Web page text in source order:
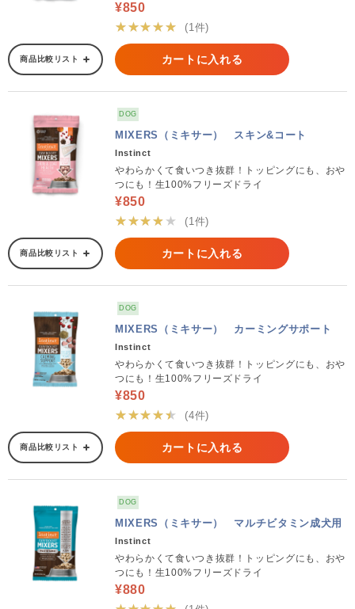
¥850
★★★★★
(1件)
商品比較リスト カートに入れる
DOG
MIXERS（ミキサー） スキン&コート
Instinct
やわらかくて食いつき抜群！トッピングにも、おや
つにも！生100%フリーズドライ
¥850
★★★★★
(1件)
商品比較リスト カートに入れる
DOG
MIXERS（ミキサー） カーミングサポート
Instinct
やわらかくて食いつき抜群！トッピングにも、おや
つにも！生100%フリーズドライ
¥850
★★★★★
(4件)
商品比較リスト カートに入れる
DOG
MIXERS（ミキサー） マルチビタミン成犬用
Instinct
やわらかくて食いつき抜群！トッピングにも、おや
つにも！生100%フリーズドライ
¥880